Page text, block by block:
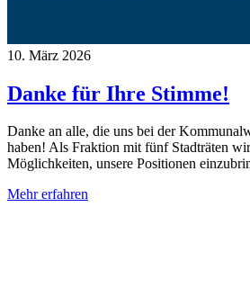
10. März 2026
Danke für Ihre Stimme!
Danke an alle, die uns bei der
haben! Als Fraktion mit fünf Stadträten
Möglichkeiten, unsere Positionen
Mehr erfahren